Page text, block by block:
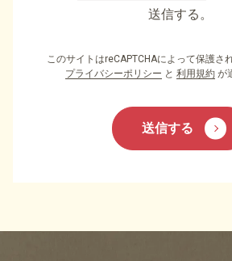
送信する。
このサイトはreCAPTCHAによって保護さ
プライバシーポリシー と利用規約 が